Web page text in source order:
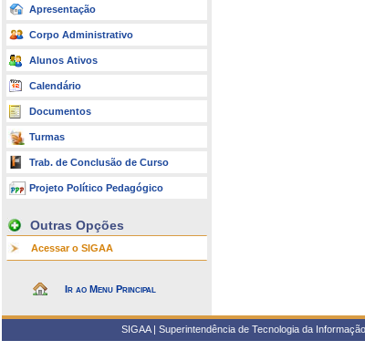
Apresentação
Corpo Administrativo
Alunos Ativos
Calendário
Documentos
Turmas
Trab. de Conclusão de Curso
Projeto Político Pedagógico
Outras Opções
Acessar o SIGAA
Ir ao Menu Principal
SIGAA | Superintendência de Tecnologia da